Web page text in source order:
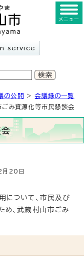
service
メニュー
の公開 >会議録の一覧
み資源化等市民懇談会
会
20日
について、市民及び
め、武蔵村山市ごみ